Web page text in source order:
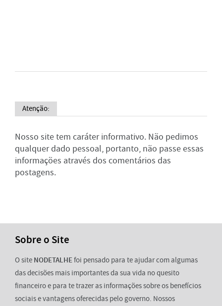
Atenção:
Nosso site tem caráter informativo. Não pedimos
qualquer dado pessoal, portanto, não passe essas
informações através dos comentários das
postagens.
Sobre o Site
O site NODETALHEfoi pensado para te ajudar com algumas
das decisões mais importantes da sua vida no quesito
financeiro e para te trazer as informações sobre os benefícios
sociais e vantagens oferecidas pelo governo. Nossos